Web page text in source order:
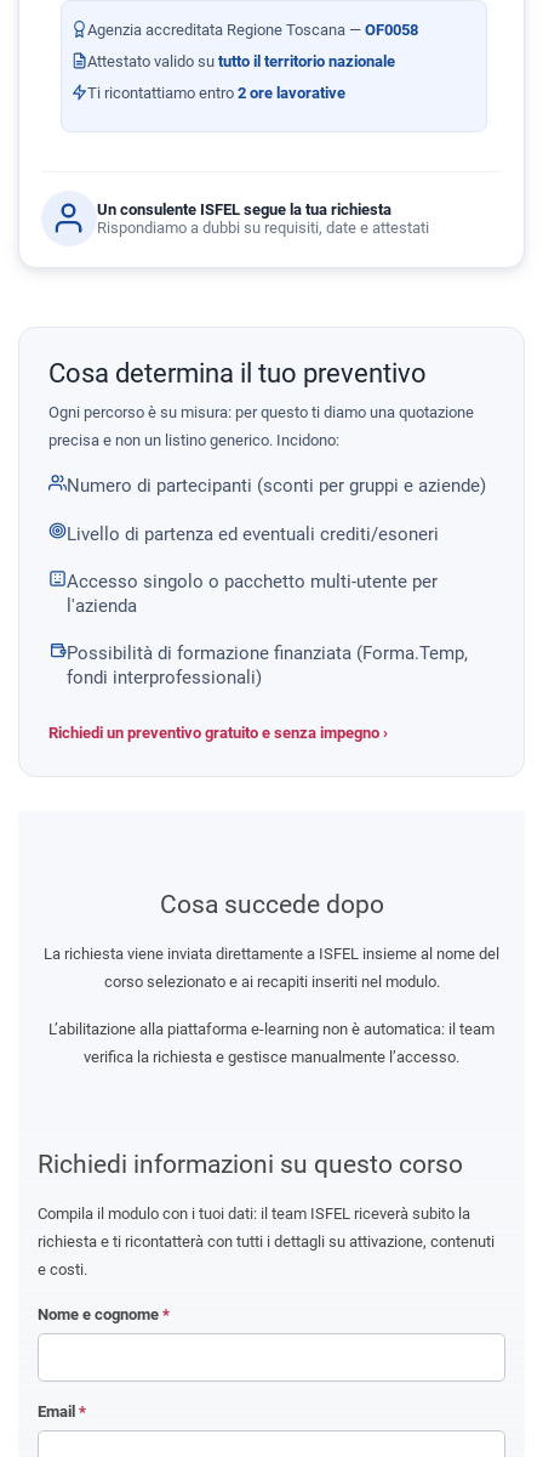
Agenzia accreditata Regione Toscana — OF0058
Attestato valido su tutto il territorio nazionale
Ti ricontattiamo entro 2 ore lavorative
Un consulente ISFEL segue la tua richiesta
Rispondiamo a dubbi su requisiti, date e attestati
Cosa determina il tuo preventivo
Ogni percorso è su misura: per questo ti diamo una quotazione
precisa e non un listino generico. Incidono:
Numero di partecipanti (sconti per gruppi e aziende)
Livello di partenza ed eventuali crediti/esoneri
Accesso singolo o pacchetto multi-utente per
l'azienda
Possibilità di formazione finanziata (Forma.Temp,
fondi interprofessionali)
Richiedi un preventivo gratuito e senza impegno ›
Richiedi informazioni su questo corso
Compila il modulo con i tuoi dati: il team ISFEL riceverà subito la
richiesta e ti ricontatterà con tutti i dettagli su attivazione, contenuti
e costi.
Nome e cognome *
Email *
Cosa succede dopo
La richiesta viene inviata direttamente a ISFEL insieme al nome del
corso selezionato e ai recapiti inseriti nel modulo.
L’abilitazione alla piattaforma e-learning non è automatica: il team
verifica la richiesta e gestisce manualmente l’accesso.